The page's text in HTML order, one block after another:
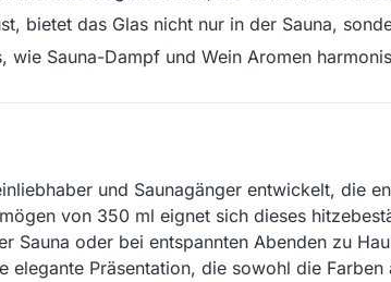
bietet das Glas nicht nur in der Sauna,
wie Sauna-Dampf und Wein Aromen
und Saunagänger entwickelt, die
von 350 ml eignet sich dieses
Sauna oder bei entspannten Abenden zu
elegante Präsentation, die sowohl die